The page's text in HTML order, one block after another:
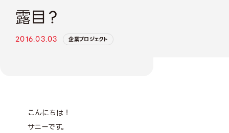
露目？
2016.03.03 企業プロジェクト
こんにちは！
サニーです。